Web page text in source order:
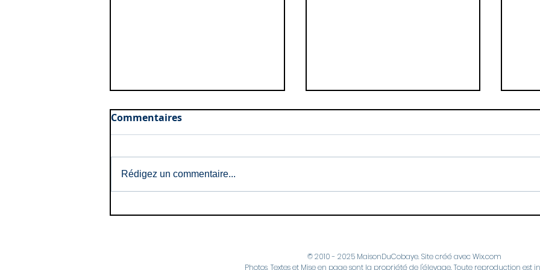
Commentaires
Rédigez un commentaire...
© 2010 - 2025 MaisonDuCobaye. Site créé avecWix.com
Photos, Textes et Mise en page sont la propriété de l'élevage. Toute reproduction est